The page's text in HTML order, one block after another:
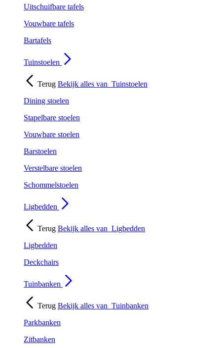
Uitschuifbare tafels
Vouwbare tafels
Bartafels
Tuinstoelen
Terug Bekijk alles van Tuinstoelen
Dining stoelen
Stapelbare stoelen
Vouwbare stoelen
Barstoelen
Verstelbare stoelen
Schommelstoelen
Ligbedden
Terug Bekijk alles van Ligbedden
Ligbedden
Deckchairs
Tuinbanken
Terug Bekijk alles van Tuinbanken
Parkbanken
Zitbanken